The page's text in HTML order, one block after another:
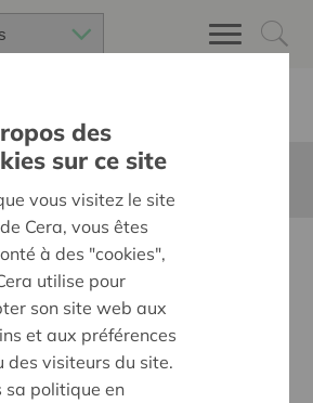
Buiten
solidaire et respectueuse, sans
des
sur ce site
vous visitez le site
Cera, vous êtes
à des "cookies",
utilise pour
son site web aux
et aux préférences
des visiteurs du site.
sa politique en